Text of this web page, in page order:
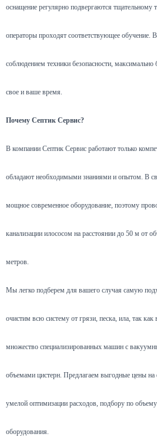
оснащение регулярно подвергаются тщательному
операторы проходят соответствующее обучение.
соблюдением техники безопасности,
свое и ваше время.
Почему Септик Сервис?
В компании Септик Сервис работают только
обладают необходимыми знаниями и опытом. В
мощное современное оборудование, поэтому
канализации илососом на расстоянии до 50 м от
метров.
Мы легко подберем для вашего случая самую
очистим всю систему от грязи, песка, ила, так
множество специализированных машин с
объемами цистерн. Предлагаем выгодные цены на
умелой оптимизации расходов, подбору по
оборудования.